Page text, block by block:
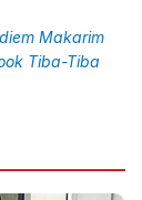
Makarim
Tiba-Tiba